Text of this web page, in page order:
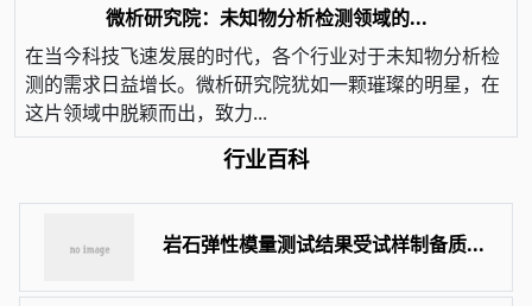
微析研究院：未知物分析检测领域的...
在当今科技飞速发展的时代，各个行业对于未知物分析检
测的需求日益增长。微析研究院犹如一颗璀璨的明星，在
这片领域中脱颖而出，致力...
行业百科
岩石弹性模量测试结果受试样制备质...